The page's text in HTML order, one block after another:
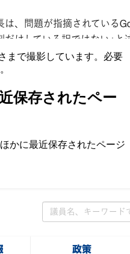
まで撮影しています。必要
保存されたペー
かに最近保存されたページ